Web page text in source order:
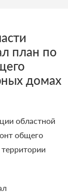
план по
домах
областной
общего